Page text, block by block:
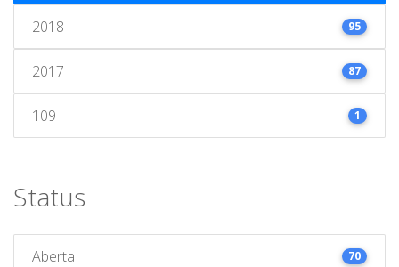
2018 95
2017 87
109 1
Status
Aberta 70